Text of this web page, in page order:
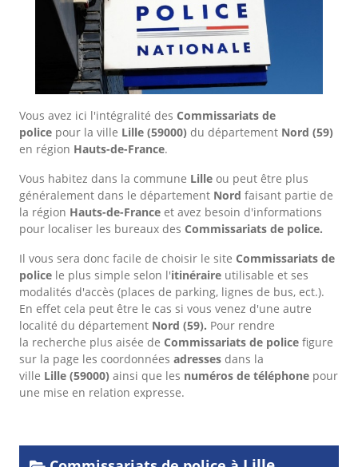
Vous avez ici l'intégralité des Commissariats de
police pour la ville Lille (59000) du département Nord (59)
en région Hauts-de-France.
Vous habitez dans la commune Lille ou peut être plus
généralement dans le département Nord faisant partie de
la région Hauts-de-France et avez besoin d'informations
pour localiser les bureaux des Commissariats de police.
Il vous sera donc facile de choisir le site Commissariats de
police le plus simple selon l'itinéraire utilisable et ses
modalités d'accès (places de parking, lignes de bus, ect.).
En effet cela peut être le cas si vous venez d'une autre
localité du département Nord (59). Pour rendre
la recherche plus aisée de Commissariats de police figure
sur la page les coordonnées adresses dans la
ville Lille (59000) ainsi que les numéros de téléphone pour
une mise en relation expresse.